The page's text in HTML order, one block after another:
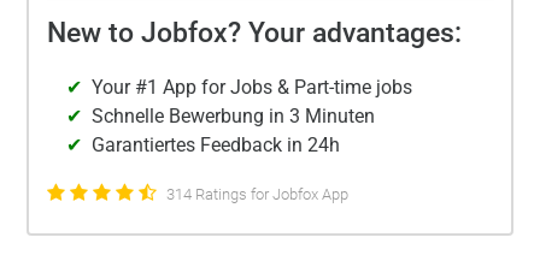
New to Jobfox? Your advantages:
Your #1 App for Jobs & Part-time jobs
Schnelle Bewerbung in 3 Minuten
Garantiertes Feedback in 24h
314 Ratings for Jobfox App